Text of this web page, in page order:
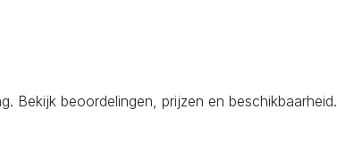
Bekijk beoordelingen, prijzen en beschikbaarheid.